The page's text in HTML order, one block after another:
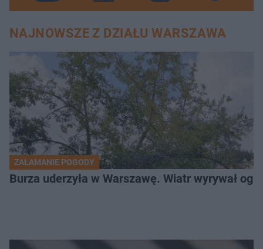
NAJNOWSZE Z DZIAŁU WARSZAWA
ZAŁAMANIE POGODY
Burza uderzyła w Warszawę. Wiatr wyrywał